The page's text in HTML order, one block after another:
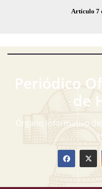
Artículo 7
Periódico
de
Órgano informativo